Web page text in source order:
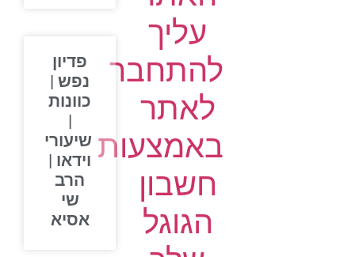
עליך
להתחבר
לאתר
באמצעות
חשבון
הגוגל
פדיון
נפש |
כוונות
שיעורי
וידאו |
הרב
שי
אסיא